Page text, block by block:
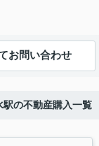
お問い合わせ
駅の不動産購入一覧